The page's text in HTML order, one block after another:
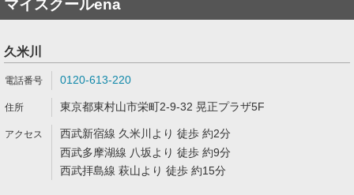
マイスクールena
久米川
0120-613-220
東京都東村山市栄町2-9-32 晃正プラザ5F
西武新宿線 久米川より 徒歩 約2分
西武多摩湖線 八坂より 徒歩 約9分
西武拝島線 萩山より 徒歩 約15分